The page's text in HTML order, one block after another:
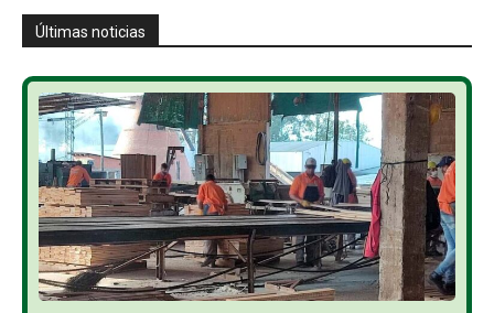
Últimas noticias